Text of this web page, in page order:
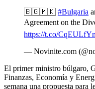
🇧🇬🇲🇰 #Bulgaria
Agreement on the
https://t.co/
— Novinite.com
El primer ministro búlgaro,
Finanzas, Economía y
semana una propuesta para